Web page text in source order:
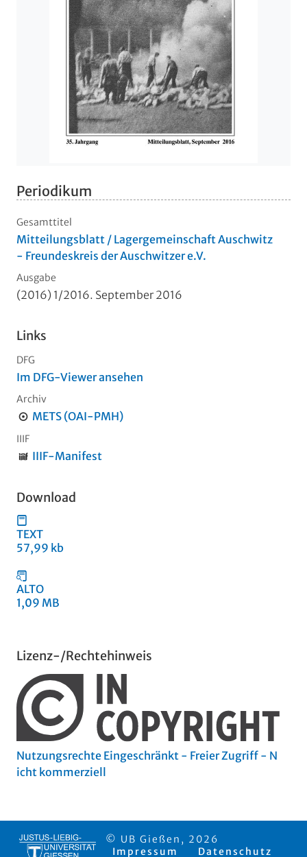
Periodikum
Gesamttitel
Mitteilungsblatt / Lagergemeinschaft Auschwitz
- Freundeskreis der Auschwitzer e.V.
Ausgabe
(2016) 1/2016. September 2016
Links
DFG
Im DFG-Viewer ansehen
Archiv
METS (OAI-PMH)
IIIF
IIIF-Manifest
Download
TEXT
57,99 kb
ALTO
1,09 MB
Lizenz-/Rechtehinweis
Nutzungsrechte Eingeschränkt - Freier Zugriff - N
icht kommerziell
© UB Gießen, 2026
Impressum
Datenschutz